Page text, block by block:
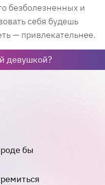
безболезненных и
себя будешь
— привлекательнее.
девушкой?
бы